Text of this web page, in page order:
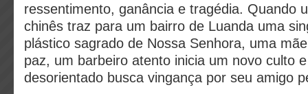
ressentimento, ganância e tragédia. Quando
chinês traz para um bairro de Luanda uma
plástico sagrado de Nossa Senhora, uma
paz, um barbeiro atento inicia um novo culto
desorientado busca vingança por seu amigo